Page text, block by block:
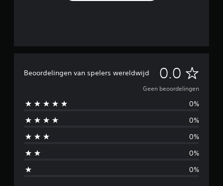
Beoordelingen van spelers wereldwijd 0.0 G
e
e
n
Geen beoordelingen
0%
0%
0%
0%
0%